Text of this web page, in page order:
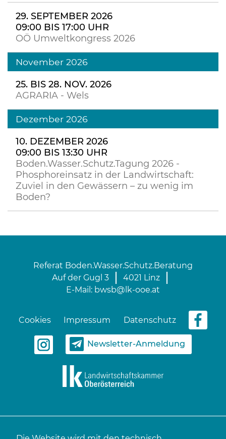
29. SEPTEMBER 2026
09:00 BIS 17:00 UHR
OÖ Umweltkongress 2026
November 2026
25. BIS 28. NOV. 2026
AGRARIA - Wels
Dezember 2026
10. DEZEMBER 2026
09:00 BIS 13:30 UHR
Boden.Wasser.Schutz.Tagung 2026 -
Phosphoreinsatz in der Landwirtschaft:
Zuviel in den Gewässern – zu wenig im
Boden?
Referat Boden.Wasser.Schutz.Beratung
Auf der Gugl 3
4021 Linz
E-Mail: bwsb@lk-ooe.at
Cookies Impressum Datenschutz
Newsletter-Anmeldung